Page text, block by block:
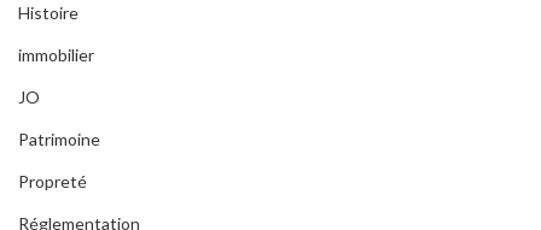
Histoire
immobilier
JO
Patrimoine
Propreté
Réglementation